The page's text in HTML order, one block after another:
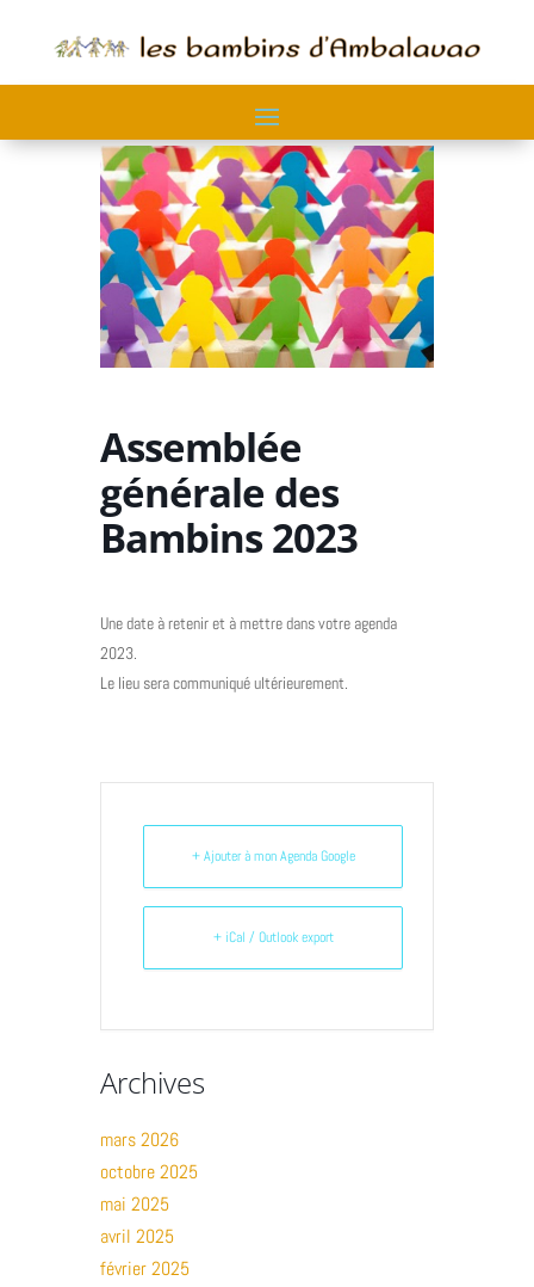
Assemblée
générale des
Bambins 2023
Une date à retenir et à mettre dans votre agenda
2023.
Le lieu sera communiqué ultérieurement.
+ Ajouter à mon Agenda Google
+ iCal / Outlook export
Archives
mars 2026
octobre 2025
mai 2025
avril 2025
février 2025